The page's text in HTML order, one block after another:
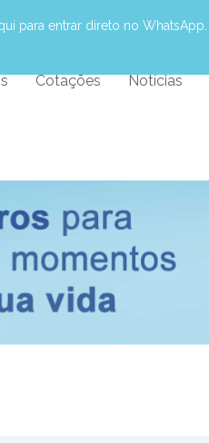
para entrar direto no WhatsApp.
Cotações Notícias